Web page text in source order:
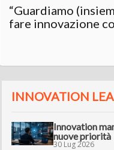
“Guardiamo
fare innovazione
INNOVATION
Innovation
nuove priorità
30 Lug 2026